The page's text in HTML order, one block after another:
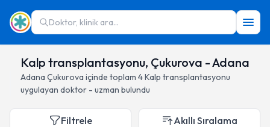
Doktor, klinik ara...
Kalp transplantasyonu, Çukurova - Adana
Adana Çukurova içinde toplam 4Kalp transplantasyonu
uygulayan doktor - uzman bulundu
Filtrele Akıllı Sıralama